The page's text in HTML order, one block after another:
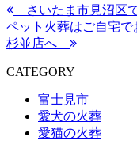
さいたま市見沼区
ペット火葬はご自宅
杉並店へ
CATEGORY
富士見市
愛犬の火葬
愛猫の火葬